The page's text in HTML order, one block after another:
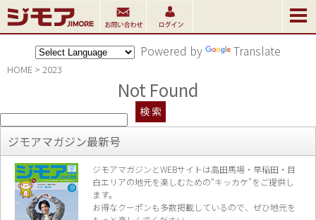
Powered by Translate
HOME > 2023
Not Found
ジモアマガジン最新号
ジモアマガジンとWEBサイトは高田馬場・早稲田・目
白エリアの地元を楽しむための“キッカケ”をご提供し
ます。
お得なクーポンも多数掲載しているので、 ぜひ地元を